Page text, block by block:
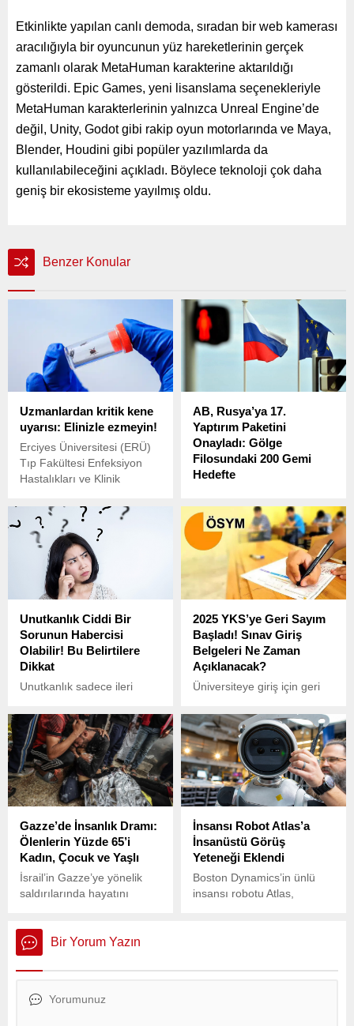
Etkinlikte yapılan canlı demoda, sıradan bir web kamerası
aracılığıyla bir oyuncunun yüz hareketlerinin gerçek
zamanlı olarak MetaHuman karakterine aktarıldığı
gösterildi. Epic Games, yeni lisanslama seçenekleriyle
MetaHuman karakterlerinin yalnızca Unreal Engine’de
değil, Unity, Godot gibi rakip oyun motorlarında ve Maya,
Blender, Houdini gibi popüler yazılımlarda da
kullanılabileceğini açıkladı. Böylece teknoloji çok daha
geniş bir ekosisteme yayılmış oldu.
Benzer Konular
Uzmanlardan kritik kene
uyarısı: Elinizle ezmeyin!
Erciyes Üniversitesi (ERÜ)
Tıp Fakültesi Enfeksiyon
Hastalıkları ve Klinik
Başkanı Prof. Dr. Orhan
Yıldız, havaların ısınmasıyla
birlikte artan kene
vakalarına ilişkin önemli
uyarılarda bulundu.
AB, Rusya’ya 17.
Yaptırım Paketini
Onayladı: Gölge
Filosundaki 200 Gemi
Hedefte
Rusya’ya yönelik 17.
yaptırım paketini resmen
onayladı. AB Dış İlişkiler ve
Güvenlik Politikası Yüksek
Temsilcisi Kaja Kallas,
Brüksel’de gerçekleşen AB
sonrası sosyal medya
üzerinden yaptığı
açıklamada, yeni paketin
Rusya’nın gölge filosundaki
yaklaşık 200 gemiyi hedef
Unutkanlık Ciddi Bir
Sorunun Habercisi
Olabilir! Bu Belirtilere
Dikkat
Unutkanlık sadece ileri
grubunda görülebiliyor ve
bazı durumlarda ciddi sağlık
sorunlarının habercisi
olabiliyor.
2025 YKS’ye Geri Sayım
Başladı! Sınav Giriş
Belgeleri Ne Zaman
Açıklanacak?
Üniversiteye giriş için geri
öğrencinin büyük bir
heyecanla hazırlandığı
2025 Yükseköğretim
Kurumları Sınavı’na (YKS)
sayılı günler kaldı.
Gazze’de İnsanlık Dramı:
Ölenlerin Yüzde 65’i
Kadın, Çocuk ve Yaşlı
İsrail’in Gazze’ye yönelik
saldırılarında hayatını
oluşturuyor.
İnsansı Robot Atlas’a
İnsanüstü Görüş
Yeteneği Eklendi
Boston Dynamics’in ünlü
insansı robotu Atlas,
Bir Yorum Yazın